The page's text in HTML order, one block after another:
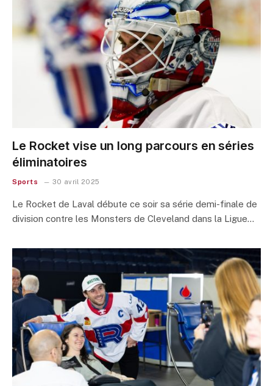
Le Rocket vise un long parcours en séries
éliminatoires
Sports 30 avril 2025
Le Rocket de Laval débute ce soir sa série demi-finale de
division contre les Monsters de Cleveland dans la Ligue…